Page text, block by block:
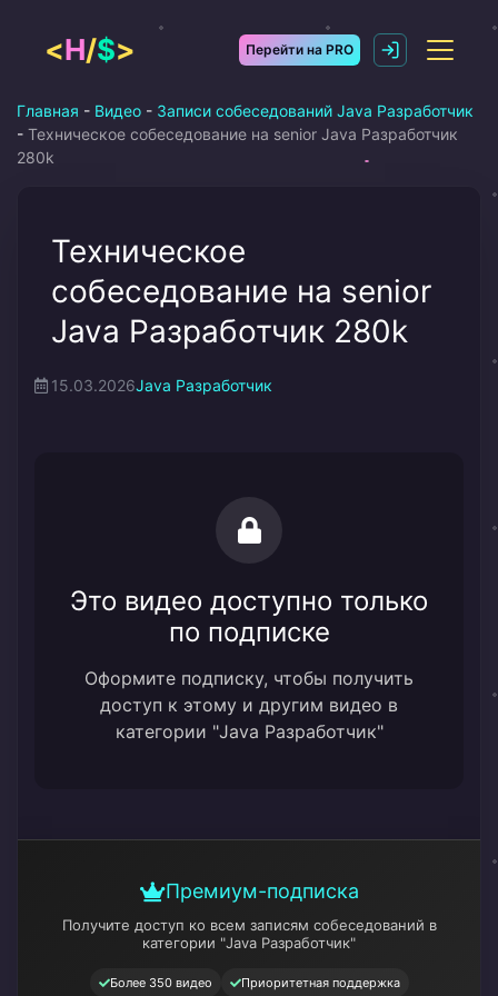
содержимому
<H/$> Перейти на PRO
Главная - Видео - Записи собеседований Java Разработчик
- Техническое собеседование на senior Java Разработчик
280k
Техническое
собеседование на senior
Java Разработчик 280k
15.03.2026Java Разработчик
Это видео доступно только
по подписке
Оформите подписку, чтобы получить
доступ к этому и другим видео в
категории "Java Разработчик"
Премиум-подписка
Получите доступ ко всем записям собеседований в
категории "Java Разработчик"
Более 350 видео Приоритетная поддержка